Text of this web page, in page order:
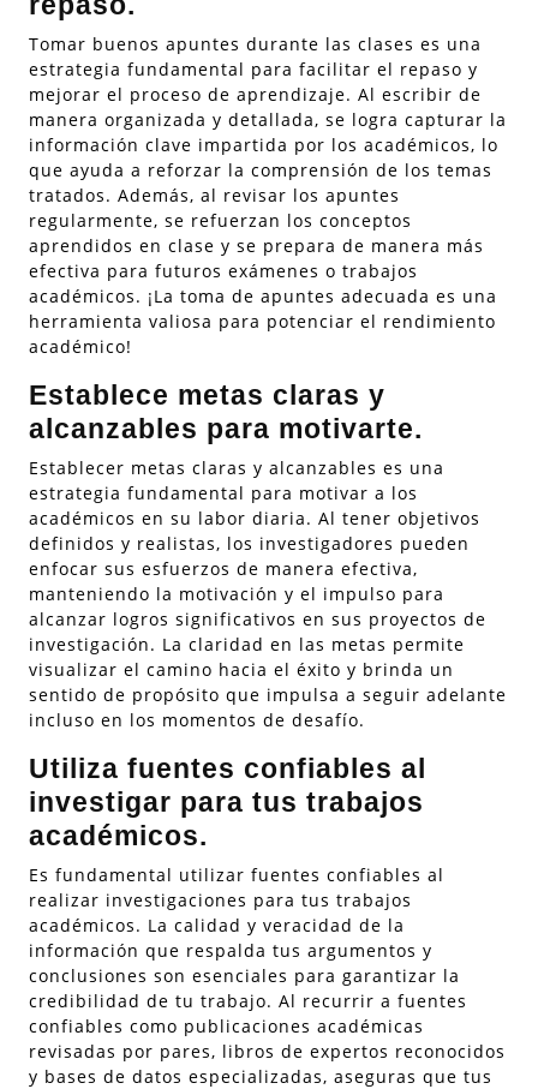
Tomar buenos apuntes durante las clases es una
estrategia fundamental para facilitar el repaso y
mejorar el proceso de aprendizaje. Al escribir de
manera organizada y detallada, se logra capturar la
información clave impartida por los académicos, lo
que ayuda a reforzar la comprensión de los temas
tratados. Además, al revisar los apuntes
regularmente, se refuerzan los conceptos
aprendidos en clase y se prepara de manera más
efectiva para futuros exámenes o trabajos
académicos. ¡La toma de apuntes adecuada es una
herramienta valiosa para potenciar el rendimiento
académico!
Establece metas claras y
alcanzables para motivarte.
Establecer metas claras y alcanzables es una
estrategia fundamental para motivar a los
académicos en su labor diaria. Al tener objetivos
definidos y realistas, los investigadores pueden
enfocar sus esfuerzos de manera efectiva,
manteniendo la motivación y el impulso para
alcanzar logros significativos en sus proyectos de
investigación. La claridad en las metas permite
visualizar el camino hacia el éxito y brinda un
sentido de propósito que impulsa a seguir adelante
incluso en los momentos de desafío.
Utiliza fuentes confiables al
investigar para tus trabajos
académicos.
Es fundamental utilizar fuentes confiables al
realizar investigaciones para tus trabajos
académicos. La calidad y veracidad de la
información que respalda tus argumentos y
conclusiones son esenciales para garantizar la
credibilidad de tu trabajo. Al recurrir a fuentes
confiables como publicaciones académicas
revisadas por pares, libros de expertos reconocidos
y bases de datos especializadas, aseguras que tus